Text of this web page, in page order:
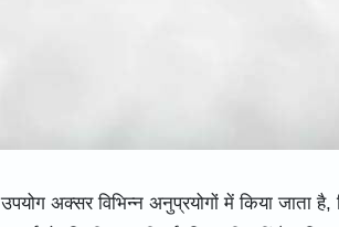
अक्सर विभिन्न अनुप्रयोगों में किया जाता है,